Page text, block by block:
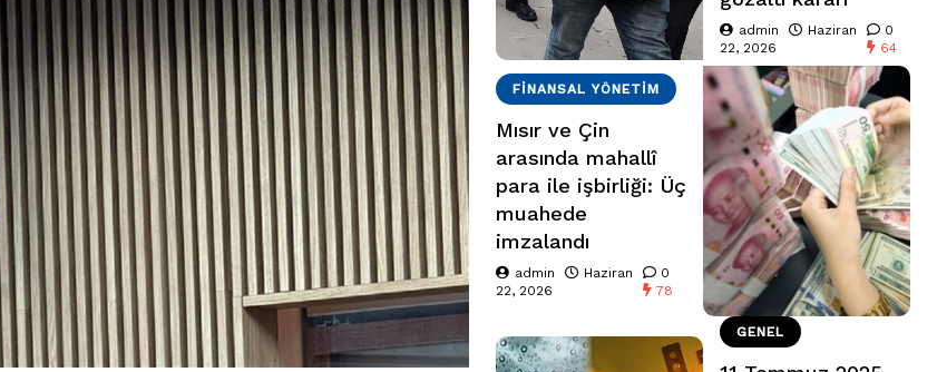
admin
Haziran
22, 2026
0
64
FINANSAL YÖNETIM
Mısır ve Çin
arasında mahallî
para ile işbirliği: Üç
muahede
imzalandı
admin
Haziran
22, 2026
0
78
GENEL